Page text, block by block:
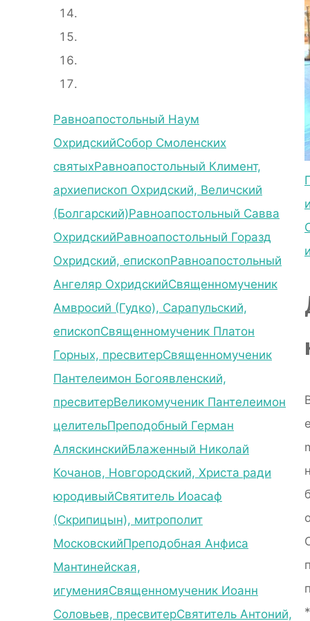
*
Равноапостольный Наум
ОхридскийСобор Смоленских
святыхРавноапостольный Климент,
архиепископ Охридский, Величский
(Болгарский)Равноапостольный Савва
ОхридскийРавноапостольный Горазд
Охридский, епископРавноапостольный
Ангеляр ОхридскийСвященномученик
Амвросий (Гудко), Сарапульский,
епископСвященномученик Платон
Горных, пресвитерСвященномученик
Пантелеимон Богоявленский,
пресвитерВеликомученик Пантелеимон
целительПреподобный Герман
АляскинскийБлаженный Николай
Кочанов, Новгородский, Христа ради
юродивыйСвятитель Иоасаф
(Скрипицын), митрополит
МосковскийПреподобная Анфиса
Мантинейская,
игуменияСвященномученик Иоанн
Соловьев, пресвитерСвятитель Антоний,